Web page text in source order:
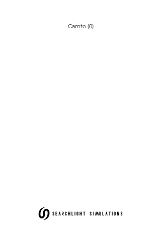
Carrito (0)